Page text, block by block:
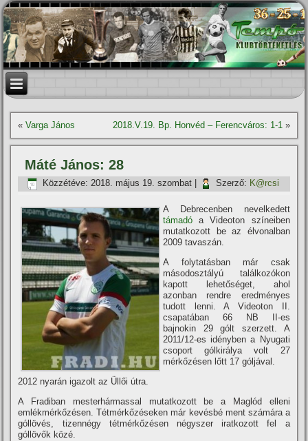
«Varga János 2018.V.19. Bp. Honvéd – Ferencváros: 1-1»
Máté János: 28
Közzétéve: 2018. május 19. szombat Szerző: K@rcsi
A Debrecenben nevelkedett
támadó a Videoton szí­neiben
mutatkozott be az élvonalban
2009 tavaszán.
A folytatásban már csak
másodosztályú találkozókon
kapott lehetőséget, ahol
azonban rendre eredményes
tudott lenni. A Videoton II.
csapatában 66 NB II-es
bajnokin 29 gólt szerzett. A
2011/12-es idényben a Nyugati
csoport gólkirálya volt 27
mérkőzésen lőtt 17 góljával.
2012 nyarán igazolt az Üllői útra.
A Fradiban mesterhármassal mutatkozott be a Maglód elleni
emlékmérkőzésen. Tétmérkőzéseken már kevésbé ment számára a
góllövés, tizennégy tétmérkőzésen négyszer iratkozott fel a
góllövők közé.